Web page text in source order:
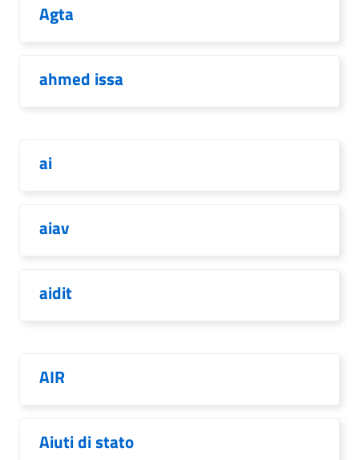
Agta
ahmed issa
ai
aiav
aidit
AIR
Aiuti di stato